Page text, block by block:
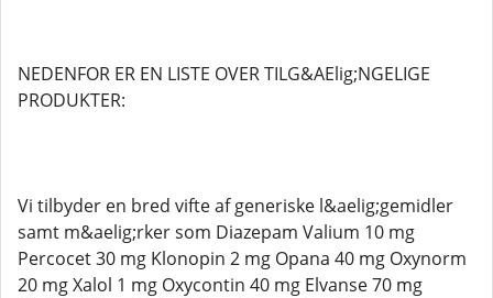
NEDENFOR ER EN LISTE OVER TILG&AElig;NGELIGE
PRODUKTER:
Vi tilbyder en bred vifte af generiske l&aelig;gemidler
samt m&aelig;rker som Diazepam Valium 10 mg
Percocet 30 mg Klonopin 2 mg Opana 40 mg Oxynorm
20 mg Xalol 1 mg Oxycontin 40 mg Elvanse 70 mg